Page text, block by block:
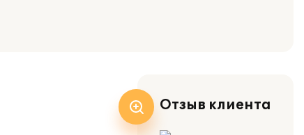
Отзыв клиента